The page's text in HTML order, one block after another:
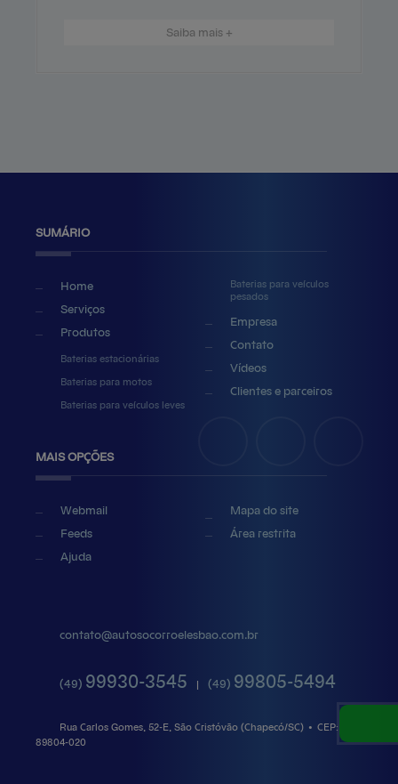
Saiba mais +
SUMÁRIO
Home
Serviços
Produtos
Baterias estacionárias
Baterias para motos
Baterias para veículos leves
Baterias para veículos
pesados
Empresa
Contato
Vídeos
Clientes e parceiros
MAIS OPÇÕES
Webmail
Feeds
Ajuda
Mapa do site
Área restrita
contato@autosocorroelesbao.com.br
(49) 99930-3545 (49) 99805-5494
Rua Carlos Gomes, 52-E, São Cristóvão (Chapecó/SC) • CEP:
89804-020